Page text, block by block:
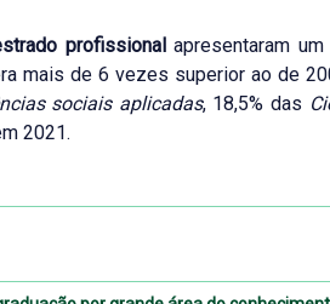
profissional apresentaram
mais de 6 vezes superior ao de
sociais aplicadas, 18,5% das
2021.